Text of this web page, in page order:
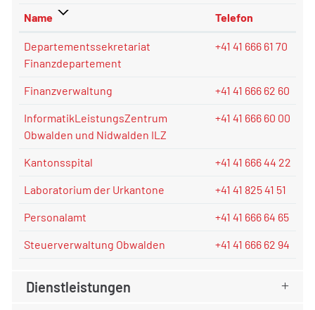
Name Telefon
Departementssekretariat
Finanzdepartement
+41 41 666 61 70
Finanzverwaltung +41 41 666 62 60
InformatikLeistungsZentrum
Obwalden und Nidwalden ILZ
+41 41 666 60 00
Kantonsspital +41 41 666 44 22
Laboratorium der Urkantone +41 41 825 41 51
Personalamt +41 41 666 64 65
Steuerverwaltung Obwalden +41 41 666 62 94
Dienstleistungen